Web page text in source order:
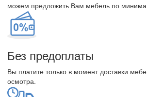
можем предложить Вам мебель по
Без предоплаты
Вы платите только в момент доставки
осмотра.